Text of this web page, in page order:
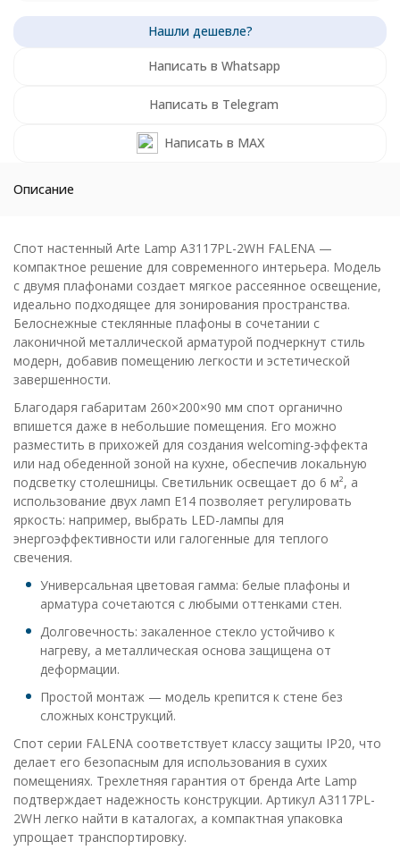
Написать в Whatsapp
Написать в Telegram
Написать в MAX
Описание
Спот настенный Arte Lamp A3117PL-2WH FALENA —
компактное решение для современного интерьера. Модель
с двумя плафонами создает мягкое рассеянное освещение,
идеально подходящее для зонирования пространства.
Белоснежные стеклянные плафоны в сочетании с
лаконичной металлической арматурой подчеркнут стиль
модерн, добавив помещению легкости и эстетической
завершенности.
Благодаря габаритам 260×200×90 мм спот органично
впишется даже в небольшие помещения. Его можно
разместить в прихожей для создания welcoming-эффекта
или над обеденной зоной на кухне, обеспечив локальную
подсветку столешницы. Светильник освещает до 6 м², а
использование двух ламп E14 позволяет регулировать
яркость: например, выбрать LED-лампы для
энергоэффективности или галогенные для теплого
свечения.
Универсальная цветовая гамма: белые плафоны и
арматура сочетаются с любыми оттенками стен.
Долговечность: закаленное стекло устойчиво к
нагреву, а металлическая основа защищена от
деформации.
Простой монтаж — модель крепится к стене без
сложных конструкций.
Спот серии FALENA соответствует классу защиты IP20, что
делает его безопасным для использования в сухих
помещениях. Трехлетняя гарантия от бренда Arte Lamp
подтверждает надежность конструкции. Артикул A3117PL-
2WH легко найти в каталогах, а компактная упаковка
упрощает транспортировку.